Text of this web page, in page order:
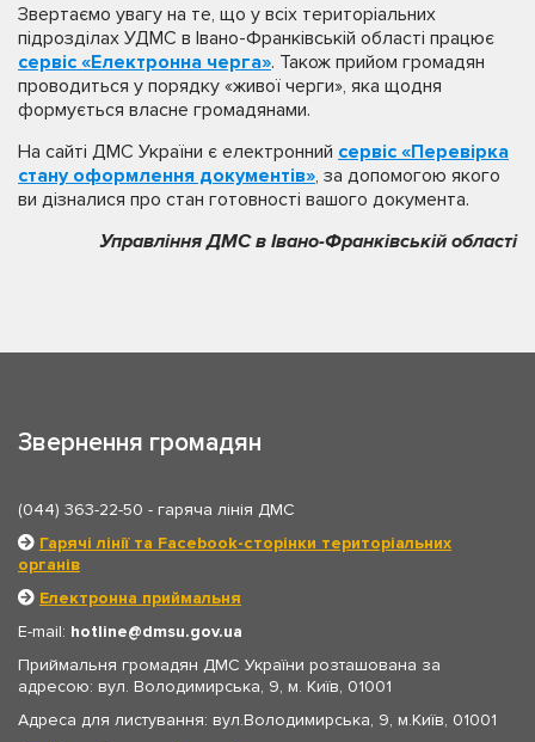
Звертаємо увагу на те, що у всіх територіальних
підрозділах УДМС в Івано-Франківській області працює
сервіс «Електронна черга». Також прийом громадян
проводиться у порядку «живої черги», яка щодня
формується власне громадянами.
На сайті ДМС України є електронний сервіс «Перевірка
стану оформлення документів», за допомогою якого
ви дізналися про стан готовності вашого документа.
Управління ДМС в Івано-Франківській області
Звернення громадян
(044) 363-22-50 - гаряча лінія ДМС
Гарячі лінії та Facebook-сторінки територіальних
органів
Електронна приймальня
E-mail: hotline
dmsu.gov.ua
Приймальня громадян ДМС України розташована за
адресою: вул. Володимирська, 9, м. Київ, 01001
Адреса для листування: вул.Володимирська, 9, м.Київ, 01001